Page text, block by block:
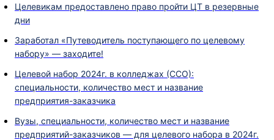
Целевикам предоставлено право пройти ЦТ в резервные
дни
Заработал «Путеводитель поступающего по целевому
набору» — заходите!
Целевой набор 2024г. в колледжах (ССО):
специальности, количество мест и название
предприятия-заказчика
Вузы, специальности, количество мест и название
предприятий-заказчиков — для целевого набора в 2024г.